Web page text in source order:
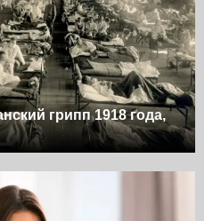
грипп 1918 года,